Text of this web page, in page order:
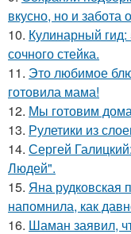
вкусно, но и забота
10. Кулинарный
сочного стейка.
11. Это любимое
готовила мама!
12. Мы готовим
13. Рулетики из
14. Сергей
Людей".
15. Яна рудковская
напомнила, как
16. Шаман заявил,